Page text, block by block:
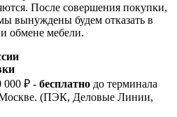
После совершения покупки,
вынуждены будем отказать в
и обмене мебели.
000 ₽ - бесплатно до терминала
(ПЭК, Деловые Линии,